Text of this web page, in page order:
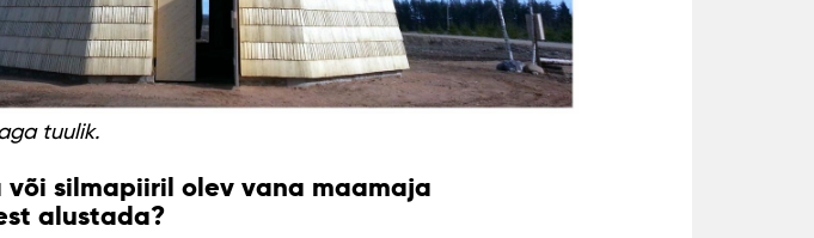
tuulik.
või silmapiiril olev vana maamaja
alustada?